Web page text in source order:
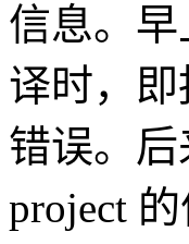
信息。
译时，即
错误。
project